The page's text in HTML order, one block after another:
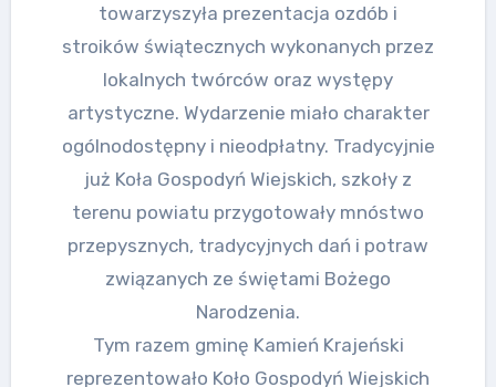
towarzyszyła prezentacja ozdób i
stroików świątecznych wykonanych przez
lokalnych twórców oraz występy
artystyczne. Wydarzenie miało charakter
ogólnodostępny i nieodpłatny. Tradycyjnie
już Koła Gospodyń Wiejskich, szkoły z
terenu powiatu przygotowały mnóstwo
przepysznych, tradycyjnych dań i potraw
związanych ze świętami Bożego
Narodzenia.
Tym razem gminę Kamień Krajeński
reprezentowało Koło Gospodyń Wiejskich